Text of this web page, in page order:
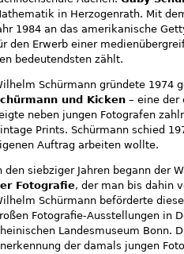
in Herzogenrath. Mit
1984 an das amerikanische
den Erwerb einer
bedeutendsten zählt.
Schürmann gründete 1974
und Kicken – eine der
neben jungen Fotografen
Prints. Schürmann schied
Auftrag arbeiten wollte.
den siebziger Jahren begann der
Fotografie, der man bis dahin
Schürmann beförderte
Fotografie-Ausstellungen in
Landesmuseum Bonn.
der damals jungen